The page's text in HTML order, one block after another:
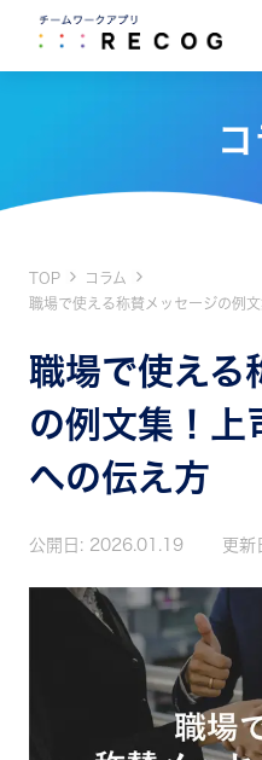
TOP
コラム
職場で使える称賛メッセージの例
職場で使える
の例文集！上
への伝え方
公開日: 2026.01.19 更新